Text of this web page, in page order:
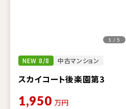
NEW 8/8 中古マンション
スカイコート後楽園第3
1 / 5
1,950 万円